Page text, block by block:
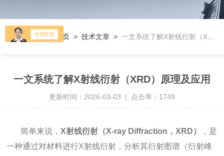
当前位置： 首页 >技术文章 >一文系统了解X射线衍射（XRD）原理及应用
一文系统了解X射线衍射（XRD）原理及应用
更新时间：2026-03-03 | 点击率：1749
简单来说，X射线衍射（X-ray Diffraction，XRD）
，是
一种通过对材料进行X射线衍射，分析其衍射图谱（衍射峰